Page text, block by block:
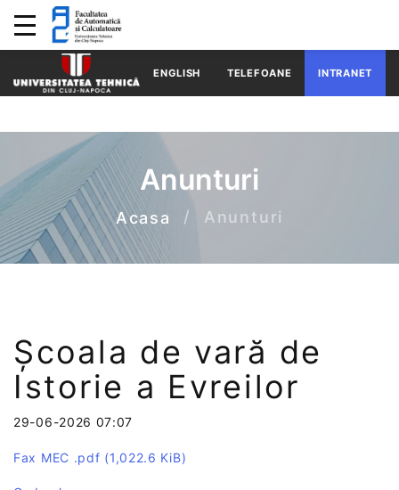
ENGLISH TELEFOANE INTRANET
Anunturi
Acasa Anunturi
Școala de vară de
Istorie a Evreilor
29-06-2026 07:07
Fax MEC .pdf (1,022.6 KiB)